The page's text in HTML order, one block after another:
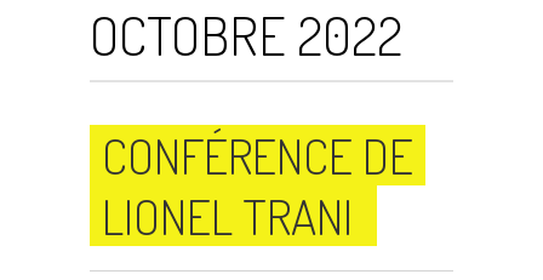
OCTOBRE 2022
CONFÉRENCE DE
LIONEL TRANI